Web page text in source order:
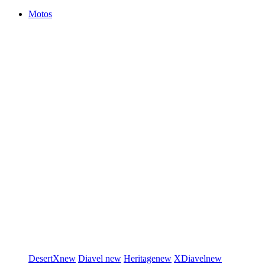
Motos
DesertXnew Diavel new Heritagenew XDiavelnew